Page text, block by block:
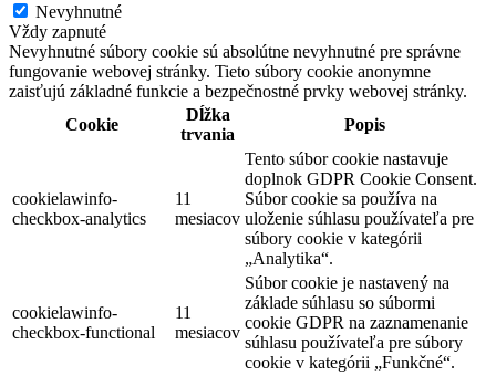
Nevyhnutné
Vždy zapnuté
Nevyhnutné súbory cookie sú absolútne nevyhnutné pre správne
fungovanie webovej stránky. Tieto súbory cookie anonymne
zaisťujú základné funkcie a bezpečnostné prvky webovej stránky.
Cookie
Dĺžka
trvania
Popis
cookielawinfo-
checkbox-analytics
11
mesiacov
Tento súbor cookie nastavuje
doplnok GDPR Cookie Consent.
Súbor cookie sa používa na
uloženie súhlasu používateľa pre
súbory cookie v kategórii
„Analytika“.
cookielawinfo-
checkbox-functional
11
mesiacov
Súbor cookie je nastavený na
základe súhlasu so súbormi
cookie GDPR na zaznamenanie
súhlasu používateľa pre súbory
cookie v kategórii „Funkčné“.